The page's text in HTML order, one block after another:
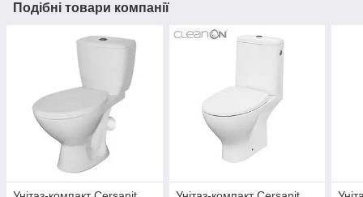
Подібні товари компанії